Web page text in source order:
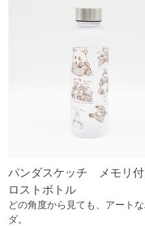
パンダスケッチ メモリ付
ロストボトル
どの角度から見ても、アート
ダ。